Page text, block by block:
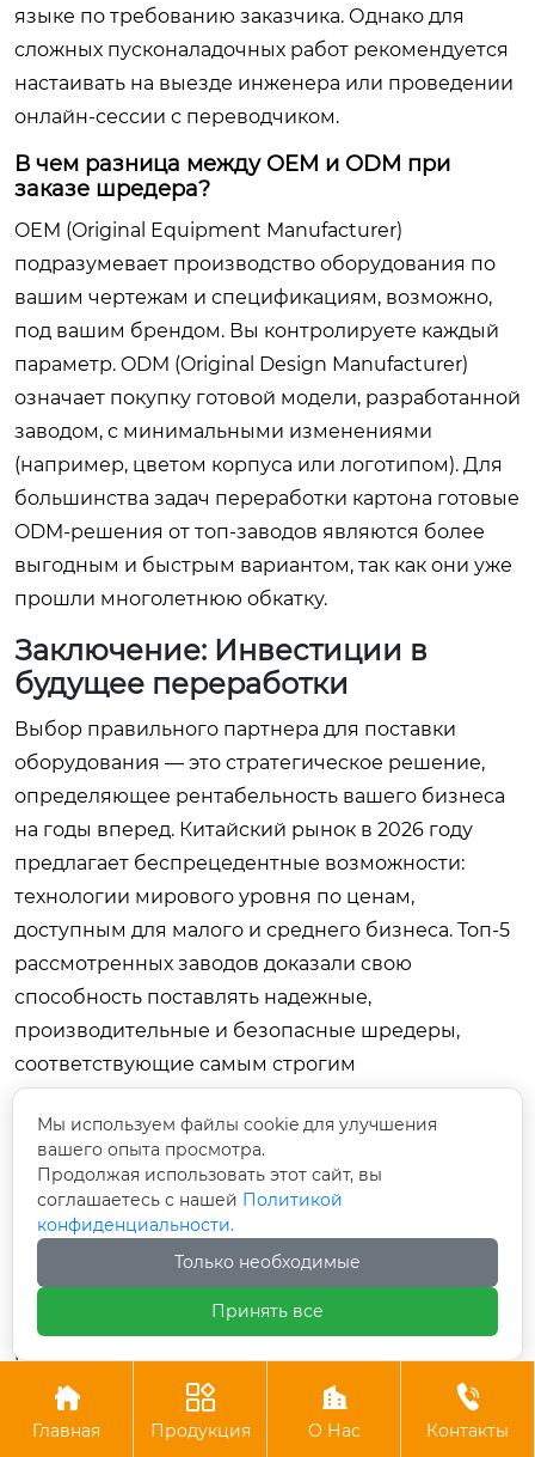
языке по требованию заказчика. Однако для
сложных пусконаладочных работ рекомендуется
настаивать на выезде инженера или проведении
онлайн-сессии с переводчиком.
В чем разница между OEM и ODM при
заказе шредера?
OEM (Original Equipment Manufacturer)
подразумевает производство оборудования по
вашим чертежам и спецификациям, возможно,
под вашим брендом. Вы контролируете каждый
параметр. ODM (Original Design Manufacturer)
означает покупку готовой модели, разработанной
заводом, с минимальными изменениями
(например, цветом корпуса или логотипом). Для
большинства задач переработки картона готовые
ODM-решения от топ-заводов являются более
выгодным и быстрым вариантом, так как они уже
прошли многолетнюю обкатку.
Заключение: Инвестиции в
будущее переработки
Выбор правильного партнера для поставки
оборудования — это стратегическое решение,
определяющее рентабельность вашего бизнеса
на годы вперед. Китайский рынок в 2026 году
предлагает беспрецедентные возможности:
технологии мирового уровня по ценам,
доступным для малого и среднего бизнеса. Топ-5
рассмотренных заводов доказали свою
способность поставлять надежные,
производительные и безопасные шредеры,
соответствующие самым строгим
международным стандартам.
Не гонитесь за самой низкой ценой на рынке.
Дешевое оборудование неизвестных фабрик
часто оборачивается простоями, дорогим
ремонтом и невозможностью найти запчасти.
Инвестиции в продукцию проверенных OEM-
производителей окупаются за счет стабильной
работы, высокой производительности и
минимальных эксплуатационных расходов.
Помните, что качественный
шредер для картона

Главная

Продукция

О Нас

Контакты
Мы используем файлы cookie для улучшения
вашего опыта просмотра.
Продолжая использовать этот сайт, вы
соглашаетесь с нашей Политикой
конфиденциальности.
Только необходимые
Принять все